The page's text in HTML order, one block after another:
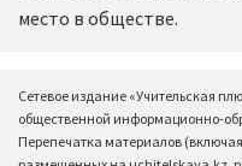
место в обществе.
Сетевое издание «Учительская
общественной информационно-
Перепечатка материалов